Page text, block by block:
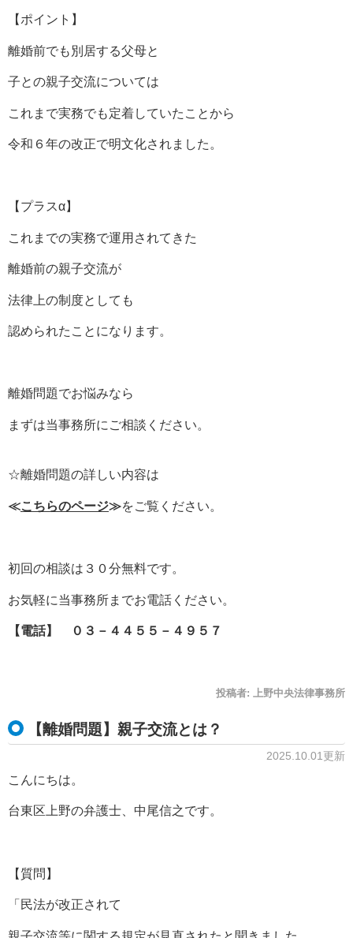
【ポイント】
離婚前でも別居する父母と
子との親子交流については
これまで実務でも定着していたことから
令和６年の改正で明文化されました。
【プラスα】
これまでの実務で運用されてきた
離婚前の親子交流が
法律上の制度としても
認められたことになります。
離婚問題でお悩みなら
まずは当事務所にご相談ください。
☆離婚問題の詳しい内容は
≪こちらのページ≫をご覧ください。
初回の相談は３０分無料です。
お気軽に当事務所までお電話ください。
【電話】 ０３－４４５５－４９５７
投稿者: 上野中央法律事務所
【離婚問題】親子交流とは？
2025.10.01更新
こんにちは。
台東区上野の弁護士、中尾信之です。
【質問】
「民法が改正されて